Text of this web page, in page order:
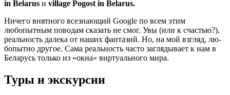
in Belarus и village Pogost in Belarus.
Ничего внятного всезнающий Google по всем этим
любопытным поводам сказать не смог. Увы (или к счастью?),
реальность далека от на­ших фантазий. Но, на мой взгляд, лю­
бопытно другое. Сама реальность часто заглядывает к нам в
Беларусь только из «окна» виртуального мира.
Туры и экскурсии